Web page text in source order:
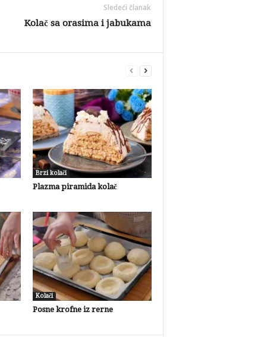
Sledeći članak
Kolač sa orasima i jabukama
Brzi kolači
Plazma piramida kolač
Kolači
Posne krofne iz rerne